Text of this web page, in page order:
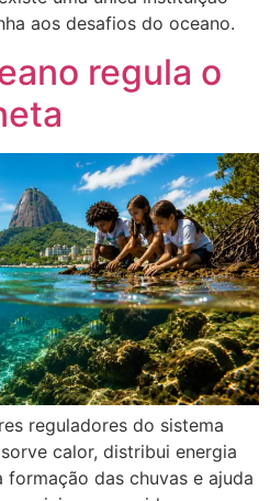
aos desafios do oceano.
regula o
reguladores do sistema
calor, distribui energia
das chuvas e ajuda